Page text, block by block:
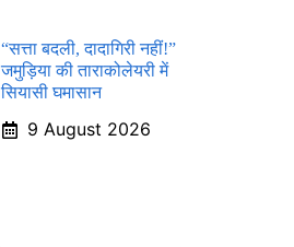
“सत्ता बदली, दादागिरी नहीं!”
जमुड़िया की ताराकोलेयरी में
सियासी घमासान
9 August 2026